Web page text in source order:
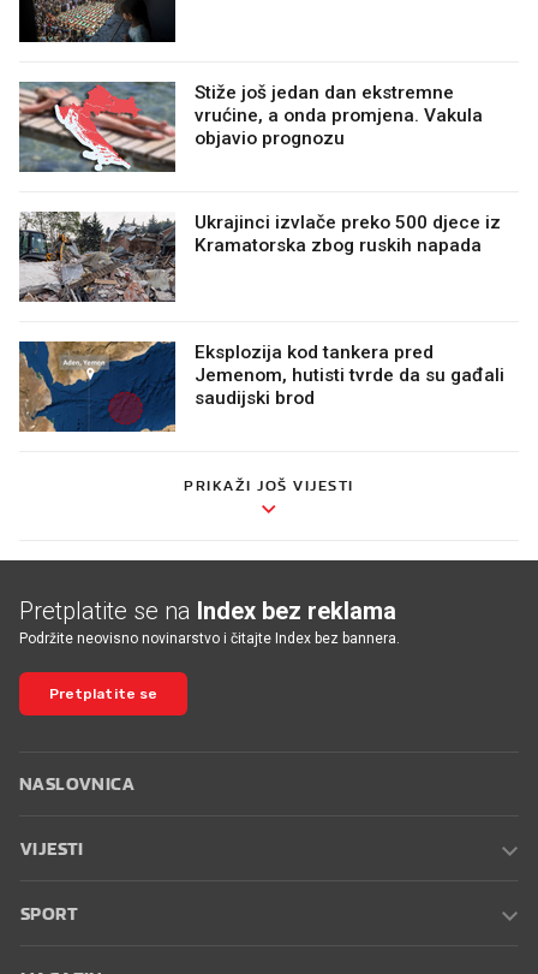
Stiže još jedan dan ekstremne
vrućine, a onda promjena. Vakula
objavio prognozu
Ukrajinci izvlače preko 500 djece iz
Kramatorska zbog ruskih napada
Eksplozija kod tankera pred
Jemenom, hutisti tvrde da su gađali
saudijski brod
PRIKAŽI JOŠ VIJESTI
Pretplatite se na Index bez reklama
Podržite neovisno novinarstvo i čitajte Index bez bannera.
Pretplatite se
NASLOVNICA
VIJESTI
SPORT